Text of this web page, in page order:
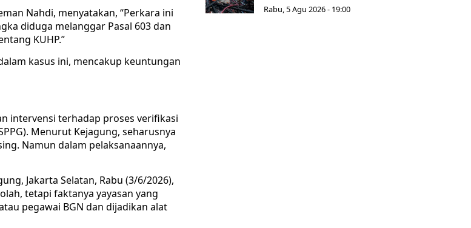
Nahdi, menyatakan, “Perkara ini
diduga melanggar Pasal 603 dan
KUHP.”
kasus ini, mencakup keuntungan
intervensi terhadap proses verifikasi
Menurut Kejagung, seharusnya
Namun dalam pelaksanaannya,
Jakarta Selatan, Rabu (3/6/2026),
tetapi faktanya yayasan yang
pegawai BGN dan dijadikan alat
Rabu, 5 Agu 2026 - 19:00